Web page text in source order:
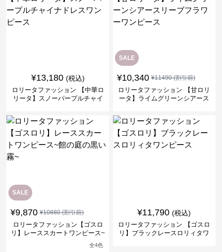
¥13,180 (税込)
ロリータファッション 【中華ロ
リータ】スノーパープルチャイ
SALE
¥10,340 ¥11490(割引前)
ロリータファッション 【甘ロリ
ータ】ライムグリーンシアース
SALE
¥9,870 ¥10880(割引前)
ロリータファッション【ゴスロ
リ】レーススカートワンピース~
全4色
¥11,790 (税込)
ロリータファッション 【ゴスロ
リ】ブラックレースロリィタワ